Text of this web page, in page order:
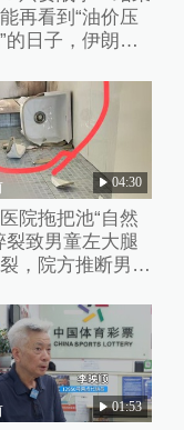
再看到“油价压
的日子，伊朗撑
04:30
院拖把池“自然
裂致男童左大腿
，院方推断男童
01:53